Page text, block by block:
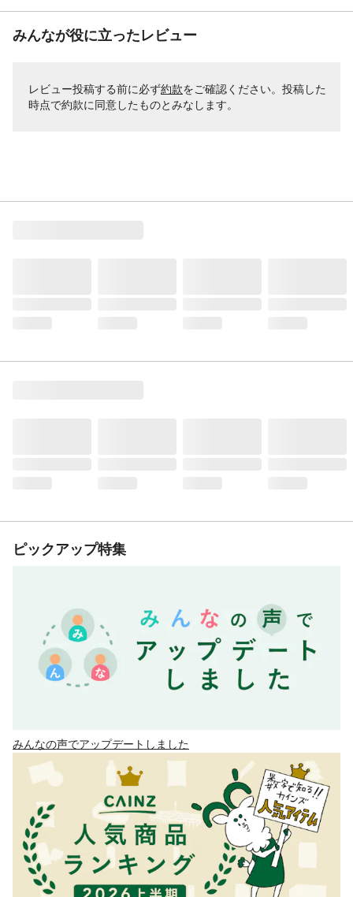
みんなが役に立ったレビュー
レビュー投稿する前に必ず約款をご確認ください。投稿した
時点で約款に同意したものとみなします。
ピックアップ特集
みんなの声でアップデートしました